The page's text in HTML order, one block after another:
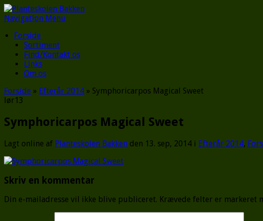
Navigation Menu
Forside
Sortiment
Find/Kontakt os
Links
Om os
Forside » Efterår 2014 » Symphoricarpos Magical Sweet
lør13
Symphoricarpos Magical Sweet
Lagt online af Planteskolen Bakken den 13. sep, 2014 i Efterår 2014,
Skriv en kommentar
Din e-mailadresse vil ikke blive publiceret. Krævede felter er markeret